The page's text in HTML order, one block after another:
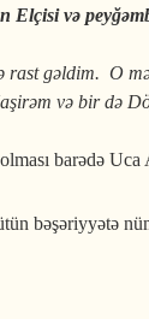
Elçisi və
gəldim. O
və bir də
barədə
bəşəriyyətə